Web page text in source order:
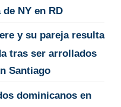
NY en RD
y su pareja resulta
tras ser arrollados
Santiago
dominicanos en